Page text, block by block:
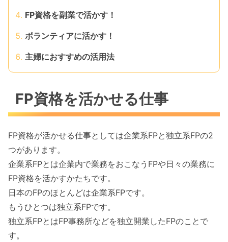
FP資格を副業で活かす！
ボランティアに活かす！
主婦におすすめの活用法
FP資格を活かせる仕事
FP資格が活かせる仕事としては企業系FPと独立系FPの2
つがあります。
企業系FPとは企業内で業務をおこなうFPや日々の業務に
FP資格を活かすかたちです。
日本のFPのほとんどは企業系FPです。
もうひとつは独立系FPです。
独立系FPとはFP事務所などを独立開業したFPのことで
す。